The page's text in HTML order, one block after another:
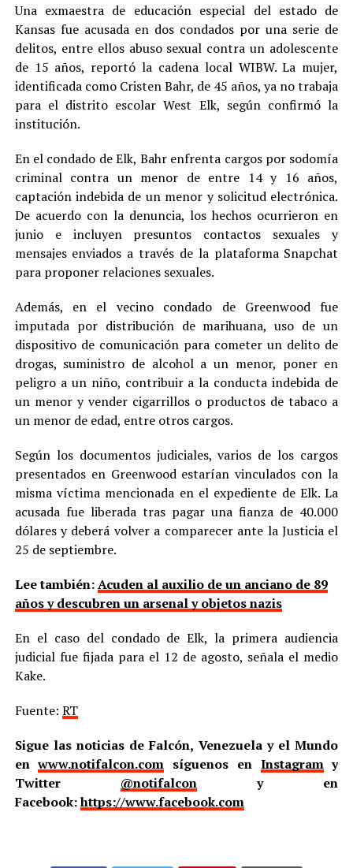
Una exmaestra de educación especial del estado de
Kansas fue acusada en dos condados por una serie de
delitos, entre ellos abuso sexual contra un adolescente
de 15 años, reportó la cadena local WIBW. La mujer,
identificada como Cristen Bahr, de 45 años, ya no trabaja
para el distrito escolar West Elk, según confirmó la
institución.
En el condado de Elk, Bahr enfrenta cargos por sodomía
criminal contra un menor de entre 14 y 16 años,
captación indebida de un menor y solicitud electrónica.
De acuerdo con la denuncia, los hechos ocurrieron en
junio e incluyen presuntos contactos sexuales y
mensajes enviados a través de la plataforma Snapchat
para proponer relaciones sexuales.
Además, en el vecino condado de Greenwood fue
imputada por distribución de marihuana, uso de un
dispositivo de comunicación para cometer un delito de
drogas, suministro de alcohol a un menor, poner en
peligro a un niño, contribuir a la conducta indebida de
un menor y vender cigarrillos o productos de tabaco a
un menor de edad, entre otros cargos.
Según los documentos judiciales, varios de los cargos
presentados en Greenwood estarían vinculados con la
misma víctima mencionada en el expediente de Elk. La
acusada fue liberada tras pagar una fianza de 40.000
dólares y deberá volver a comparecer ante la Justicia el
25 de septiembre.
Lee también:Acuden al auxilio de un anciano de 89
años y descubren un arsenal y objetos nazis
En el caso del condado de Elk, la primera audiencia
judicial fue fijada para el 12 de agosto, señala el medio
Kake.
Fuente: RT
Sigue las noticias de Falcón, Venezuela y el Mundo
enwww.notifalcon.com síguenos en Instagramy
Twitter @notifalcony en
Facebook:https://www.facebook.com